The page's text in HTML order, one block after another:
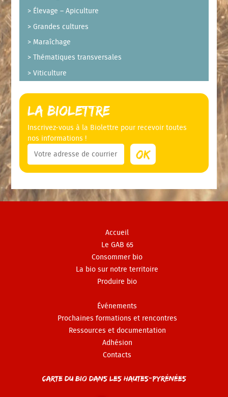
Élevage – Apiculture
Grandes cultures
Maraîchage
Thématiques transversales
Viticulture
La Biolettre
Inscrivez-vous à la Biolettre pour recevoir toutes
nos informations !
Accueil
Le GAB 65
Consommer bio
La bio sur notre territoire
Produire bio
Événements
Prochaines formations et rencontres
Ressources et documentation
Adhésion
Contacts
Carte du Bio dans les Hautes-Pyrénées